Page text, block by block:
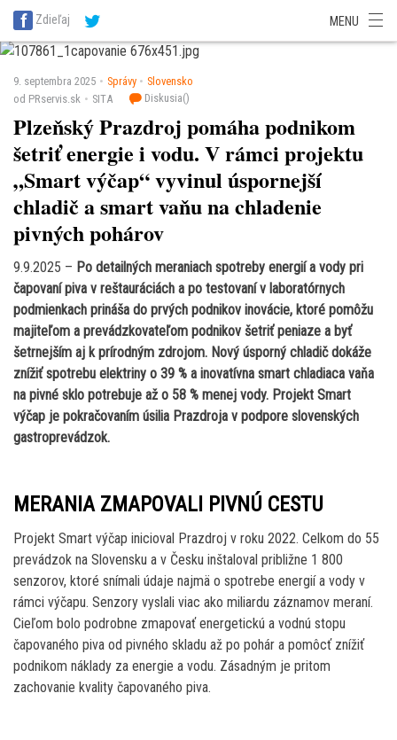
SITA Energetika
SITA Potravinárstvo
Zdieľaj MENU
9. septembra 2025 Správy
Slovensko
od PRservis.sk
SITA Diskusia()
Plzeňský Prazdroj pomáha podnikom
šetriť energie i vodu. V rámci projektu
„Smart výčap“ vyvinul úspornejší
chladič a smart vaňu na chladenie
pivných pohárov
9.9.2025 – Po detailných meraniach spotreby energií a vody pri
čapovaní piva v reštauráciách a po testovaní v laboratórnych
podmienkach prináša do prvých podnikov inovácie, ktoré pomôžu
majiteľom a prevádzkovateľom podnikov šetriť peniaze a byť
šetrnejším aj k prírodným zdrojom. Nový úsporný chladič dokáže
znížiť spotrebu elektriny o 39 % a inovatívna smart chladiaca vaňa
na pivné sklo potrebuje až o 58 % menej vody. Projekt Smart
výčap je pokračovaním úsilia Prazdroja v podpore slovenských
gastroprevádzok.
MERANIA ZMAPOVALI PIVNÚ CESTU
Projekt Smart výčap inicioval Prazdroj v roku 2022. Celkom do 55
prevádzok na Slovensku a v Česku inštaloval približne 1 800
senzorov, ktoré snímali údaje najmä o spotrebe energií a vody v
rámci výčapu. Senzory vyslali viac ako miliardu záznamov meraní.
Cieľom bolo podrobne zmapovať energetickú a vodnú stopu
čapovaného piva od pivného skladu až po pohár a pomôcť znížiť
podnikom náklady za energie a vodu. Zásadným je pritom
zachovanie kvality čapovaného piva.